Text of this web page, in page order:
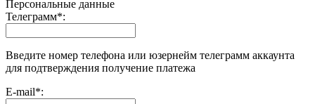
Персональные данные
Телеграмм*:
Введите номер телефона или юзернейм телеграмм аккаунта
для подтверждения получение платежа
E-mail*: